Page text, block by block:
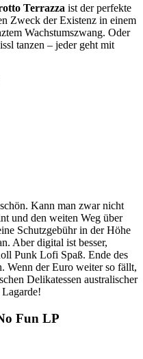
Terrazza ist der perfekte
Zweck der Existenz in einem
Wachstumszwang. Oder
tanzen – jeder geht mit
Kann man zwar nicht
und den weiten Weg über
Schutzgebühr in der Höhe
Aber digital ist besser,
Punk Lofi Spaß. Ende des
Wenn der Euro weiter so fällt,
Delikatessen australischer
Fun LP